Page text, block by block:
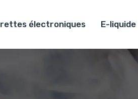
électroniques E-liquide